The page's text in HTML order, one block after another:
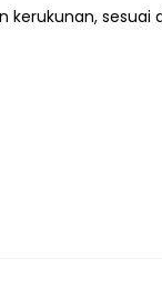
sesuai